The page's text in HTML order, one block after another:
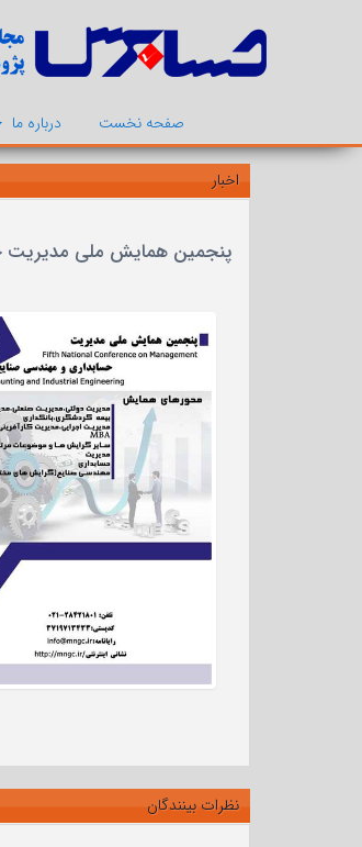
صفحه نخست درباره ما
اخبار
پنجمین همایش ملی مدیریت
نظرات بینندگان